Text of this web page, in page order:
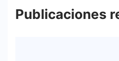
Publicaciones